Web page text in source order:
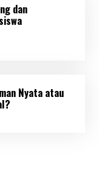
dan
Nyata atau